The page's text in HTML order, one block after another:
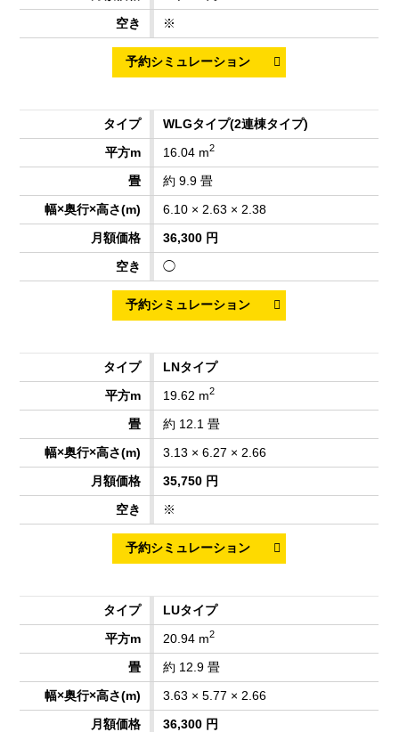
※
WLGタイプ(2連棟タイプ)
16.04 m2
約 9.9 畳
6.10 × 2.63 × 2.38
36,300 円
◯
LNタイプ
19.62 m2
約 12.1 畳
3.13 × 6.27 × 2.66
35,750 円
※
LUタイプ
20.94 m2
約 12.9 畳
3.63 × 5.77 × 2.66
36,300 円